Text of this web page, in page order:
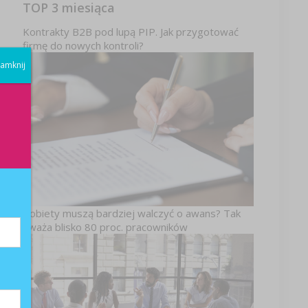
TOP 3 miesiąca
Kontrakty B2B pod lupą PIP. Jak przygotować
firmę do nowych kontroli?
Kobiety muszą bardziej walczyć o awans? Tak
uważa blisko 80 proc. pracowników